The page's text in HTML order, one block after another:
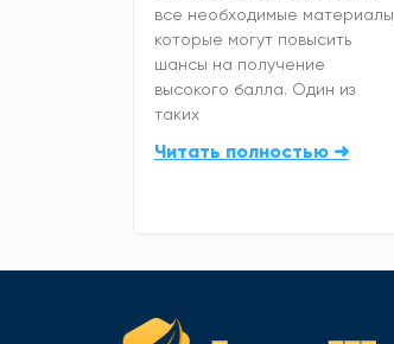
все необходимые материалы,
которые могут повысить
шансы на получение
высокого балла. Один из
таких
Читать полностью ➜